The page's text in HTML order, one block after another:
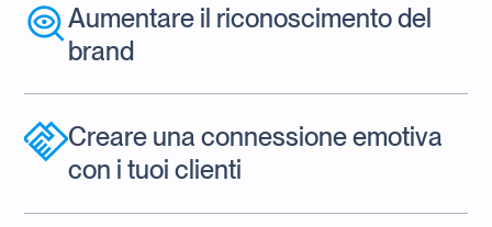
Aumentare il riconoscimento del
brand
Creare una connessione emotiva
con i tuoi clienti